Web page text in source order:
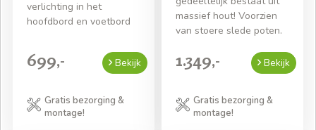
verlichting in het
hoofdbord en voetbord
699,- Bekijk
Gratis bezorging &
montage!
massief hout! Voorzien
van stoere slede poten.
1.349,- Bekijk
Gratis bezorging &
montage!